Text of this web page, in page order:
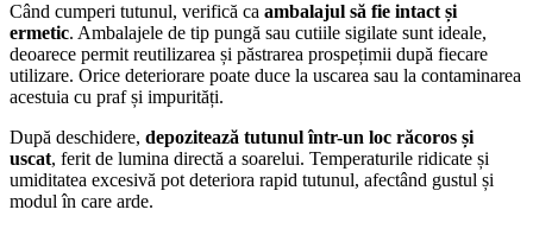
Când cumperi tutunul, verifică ca ambalajul să fie intact și
ermetic. Ambalajele de tip pungă sau cutiile sigilate sunt ideale,
deoarece permit reutilizarea și păstrarea prospețimii după fiecare
utilizare. Orice deteriorare poate duce la uscarea sau la contaminarea
acestuia cu praf și impurități.
După deschidere, depozitează tutunul într-un loc răcoros și
uscat, ferit de lumina directă a soarelui. Temperaturile ridicate și
umiditatea excesivă pot deteriora rapid tutunul, afectând gustul și
modul în care arde.